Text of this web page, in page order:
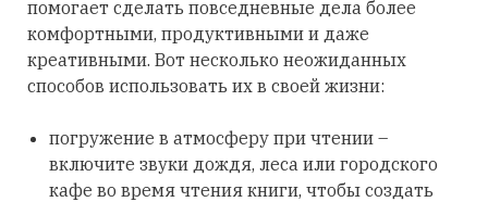
помогает сделать повседневные дела более
комфортными, продуктивными и даже
креативными. Вот несколько неожиданных
способов использовать их в своей жизни:
погружение в атмосферу при чтении –
включите звуки дождя, леса или городского
кафе во время чтения книги, чтобы создать